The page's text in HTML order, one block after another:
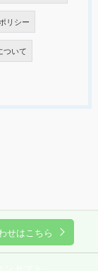
リシー
ついて
せはこちら